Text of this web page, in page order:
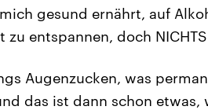
gesund ernährt, auf
zu entspannen, doch
Augenzucken, was
das ist dann schon